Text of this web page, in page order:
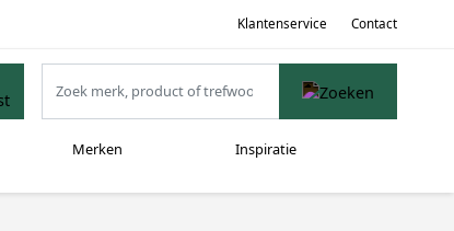
Klantenservice Contact
Merken Inspiratie